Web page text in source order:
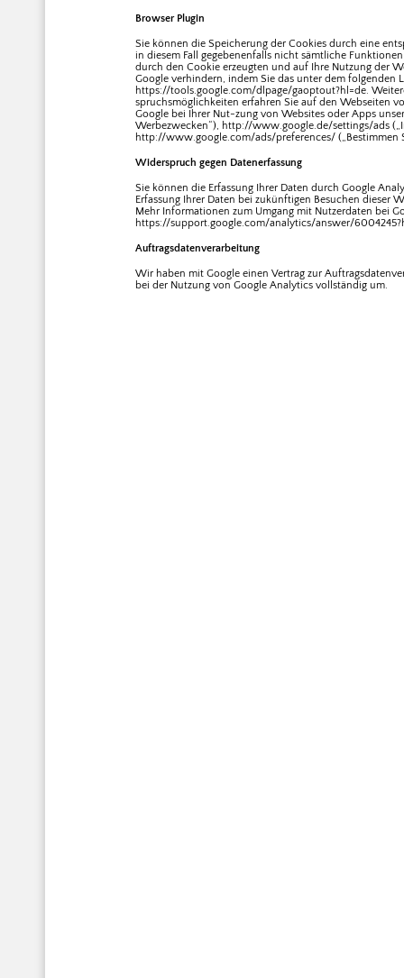
Browser Plugin
Sie können die Speicherung der Cookies durch eine
in diesem Fall gegebenenfalls nicht sämtliche
durch den Cookie erzeugten und auf Ihre Nutzung der
Google verhindern, indem Sie das unter dem
https://tools.google.com/dlpage/gaoptout?hl=de.
spruchsmöglichkeiten erfahren Sie auf den
Google bei Ihrer Nut-zung von Websites oder Apps
Werbezwecken“), http://www.google.de/settings/ads
http://www.google.com/ads/preferences/ („Bestimmen
Widerspruch gegen Datenerfassung
Sie können die Erfassung Ihrer Daten durch Google
Erfassung Ihrer Daten bei zukünftigen Besuchen dieser
Mehr Informationen zum Umgang mit Nutzerdaten bei
https://support.google.com/analytics/answer/
Auftragsdatenverarbeitung
Wir haben mit Google einen Vertrag zur
bei der Nutzung von Google Analytics vollständig um.